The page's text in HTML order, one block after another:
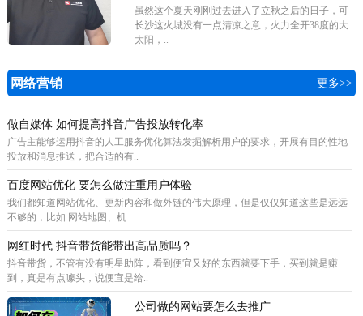
虽然这个夏天刚刚过去进入了立秋之后的日子，可
长沙这火城没有一点清凉之意，火力全开38度的大
太阳，..
网络营销 更多>>
做自媒体 如何提高抖音广告投放转化率
广告主能够运用抖音的人工服务优化算法发掘解析用户的要求，开展有目的性地
投放和消息推送，把合适的有..
百度网站优化 要怎么做注重用户体验
我们都知道网站优化、更新内容和做外链的伟大原理，但是仅仅知道这些是远远
不够的，比如:网站地图、机..
网红时代 抖音带货能带出高品质吗？
抖音带货，不管有没有明星助阵，看到便宜又好的东西就要下手，买到就是赚
到，真是有点噱头，说便宜是给..
公司做的网站要怎么去推广